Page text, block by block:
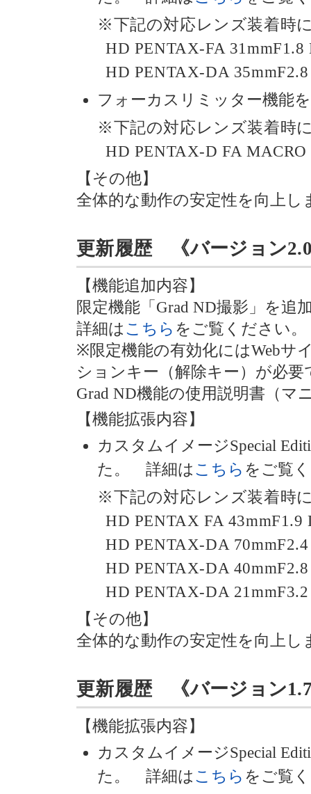
※下記の対応レンズ装着時
HD PENTAX-FA 31mmF1.8
HD PENTAX-DA
フォーカスリミッター機能
※下記の対応レンズ装着時
HD PENTAX-D FA MACRO
【その他】
全体的な動作の安定性を向上し
更新履歴 《バージョン
【機能追加内容】
限定機能「Grad ND撮影」を追
詳細は こちら をご覧ください。
※限定機能の有効化にはWebサ
ションキー（解除キー）が必要
Grad ND機能の使用説明書（マ
【機能拡張内容】
カスタムイメージSpecial
た。 詳細は こちら をご覧
※下記の対応レンズ装着時
HD PENTAX FA 43mmF1.9
HD PENTAX-DA
HD PENTAX-DA
HD PENTAX-DA
【その他】
全体的な動作の安定性を向上し
更新履歴 《バージョン
【機能拡張内容】
カスタムイメージSpecial
た。 詳細は こちら をご覧